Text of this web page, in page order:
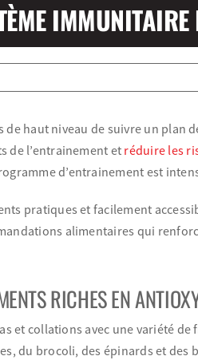
IMMUNITAIRE
de haut niveau de suivre un
de l’entrainement etréduire les
d’entrainement est
pratiques et facilement
alimentaires qui
RICHES EN
et collations avec une variété
du brocoli, des épinards et des